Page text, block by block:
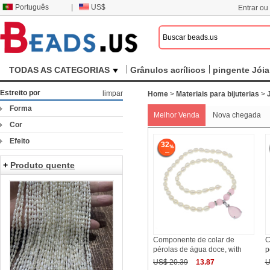
Português US$ Entrar
TODAS AS CATEGORIAS Grânulos acrílicos pingente Jóia
Home> Materiais para bijuterias >
Melhor Venda Nova chegada
32
Componente de colar de
pérolas de água doce, with
US$ 20.39
13.87
Estreito por
limpar
Forma
Cor
Efeito
+ Produto quente